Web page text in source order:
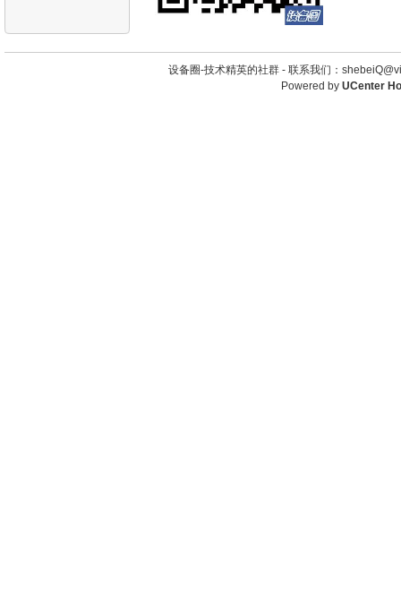
设备圈-技术精英的社群 - 联系我们：
Powered by UCenter